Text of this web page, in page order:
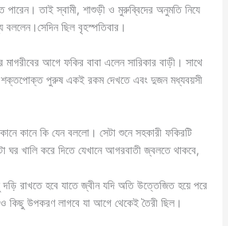
তাই স্বামী, শাশুড়ী ও মুরুব্বিদের অনুমতি নিযে
বললেন।সেদিন ছিল বৃহস্পতিবার।
আগে ফকির বাবা এলেন সারিকার বাড়ী। সাথে
পুরুষ একই রকম দেখতে এবং দুজন মধ্যবয়সী
কানে কি যেন বললো। সেটা শুনে সহকারী ফকিরটি
ঘর খালি করে দিতে যেখানে আগরবাতী জ্বলতে থাকবে,
রাখতে হবে যাতে জ্বীন যদি অতি উত্তেজিত হয়ে পরে
কিছু উপকরণ লাগবে যা আগে থেকেই তৈরী ছিল।